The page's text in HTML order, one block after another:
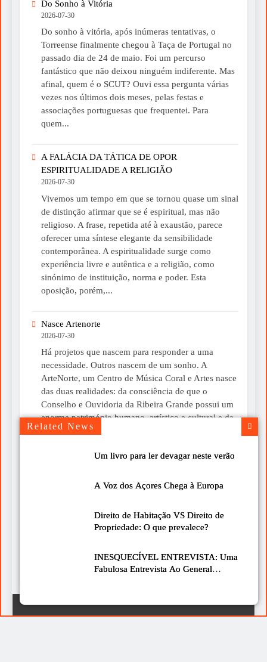
Related News
Um livro para ler devagar neste verão
A Voz dos Açores Chega à Europa
Direito de Habitação VS Direito de
Propriedade: O que prevalece?
INESQUECÍVEL ENTREVISTA: Uma
Fabulosa Entrevista Ao General
Do Sonho à Vitória
2026-07-30
Do sonho à vitória, após inúmeras tentativas, o
Torreense finalmente chegou à Taça de Portugal no
passado dia de 24 de maio. Foi um percurso
fantástico que não deixou ninguém indiferente. Mas
afinal, quem é o SCUT? Ouvi essa pergunta várias
vezes nos últimos dois meses, pelas festas e
associações portuguesas que frequentei. Para
quem...
A FALÁCIA DA TÁTICA DE OPOR
ESPIRITUALIDADE A RELIGIÃO
2026-07-30
Vivemos um tempo em que se tornou quase um sinal
de distinção afirmar que se é espiritual, mas não
religioso. A frase, repetida até à exaustão, parece
oferecer uma síntese elegante da sensibilidade
contemporânea. A espiritualidade surge como
experiência livre e autêntica e a religião, como
sinónimo de instituição, norma e poder. Esta
oposição, porém,...
Nasce Artenorte
2026-07-30
Há projetos que nascem para responder a uma
necessidade. Outros nascem de um sonho. A
ArteNorte, um Centro de Música Coral e Artes nasce
das duas realidades: da consciência de que o
Conselho e Ouvidoria da Ribeira Grande possui um
enorme património humano, artístico e cultural e da
convicção de que esse património merece ser...
Chegou-me às mãos o livro “A Mística do Instante”,
nos convida a olhar para a vida com mais calma e
mais atenção. É de leitura simples, bonita e cheia de
De facto, é uma boa sugestão para...